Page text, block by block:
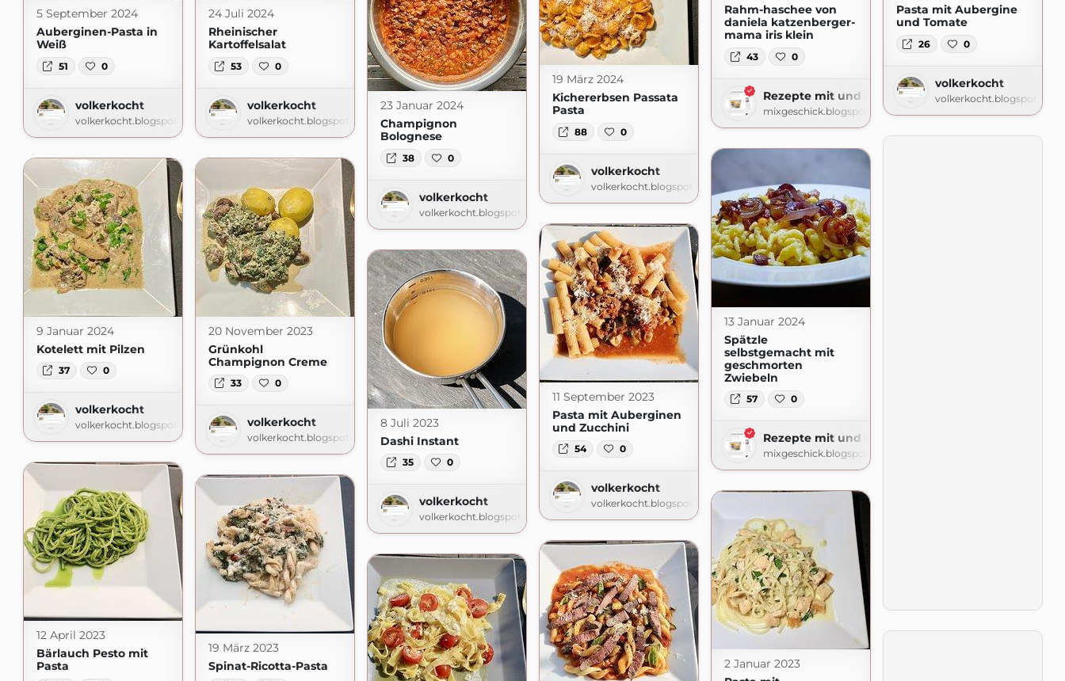
Rahm-haschee von
daniela katzenberger-
mama iris klein
43 0
Rezepte mit und ohne Thermomix
mixgeschick.blogspot.com
Pasta mit Aubergine
und Tomate
26 0
volkerkocht
volkerkocht.blogspot.com
5 September 2024
Auberginen-Pasta in
Weiß
51 0
volkerkocht
volkerkocht.blogspot.com
24 Juli 2024
Rheinischer
Kartoffelsalat
53 0
volkerkocht
volkerkocht.blogspot.com
19 März 2024
Kichererbsen Passata
Pasta
88 0
volkerkocht
volkerkocht.blogspot.com
23 Januar 2024
Champignon
Bolognese
38 0
volkerkocht
volkerkocht.blogspot.com
13 Januar 2024
Spätzle
selbstgemacht mit
geschmorten
Zwiebeln
57 0
Rezepte mit und ohne Thermomix
mixgeschick.blogspot.com
9 Januar 2024
Kotelett mit Pilzen
37 0
volkerkocht
volkerkocht.blogspot.com
20 November 2023
Grünkohl
Champignon Creme
33 0
volkerkocht
volkerkocht.blogspot.com
11 September 2023
Pasta mit Auberginen
und Zucchini
54 0
volkerkocht
volkerkocht.blogspot.com
8 Juli 2023
Dashi Instant
35 0
volkerkocht
volkerkocht.blogspot.com
12 April 2023
Bärlauch Pesto mit
Pasta
19 März 2023
Spinat-Ricotta-Pasta
2 Januar 2023